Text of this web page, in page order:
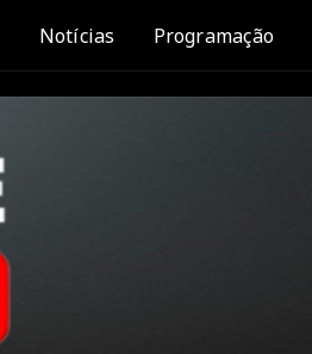
Notícias Programação